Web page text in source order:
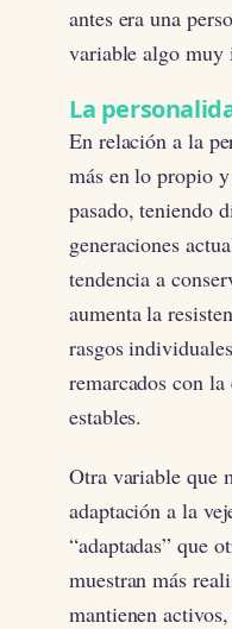
antes era una
variable algo muy
La
En relación a la
más en lo propio
pasado, teniendo
generaciones
tendencia a
aumenta la
rasgos
remarcados con la
estables.
Otra variable que
adaptación a la
“adaptadas” que
muestran más
mantienen